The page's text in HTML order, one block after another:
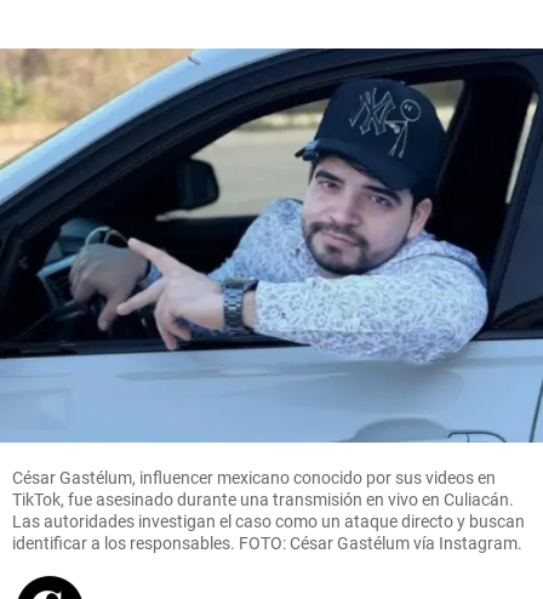
César Gastélum, influencer mexicano conocido por sus videos en
TikTok, fue asesinado durante una transmisión en vivo en Culiacán.
Las autoridades investigan el caso como un ataque directo y buscan
identificar a los responsables. FOTO: César Gastélum vía Instagram.